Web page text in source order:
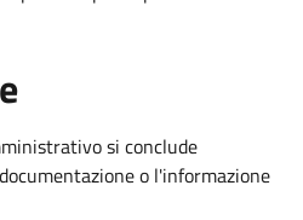
si conclude
o l'informazione